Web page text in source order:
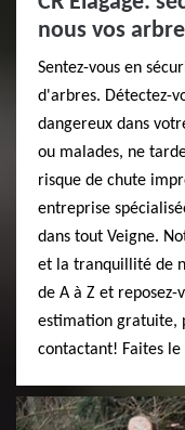
nous vos
Sentez-vous en
d'arbres. Détectez-
dangereux dans
ou malades, ne
risque de chute
entreprise
dans tout Veigne.
et la tranquillité de
de A à Z et
estimation gratuite,
contactant! Faites